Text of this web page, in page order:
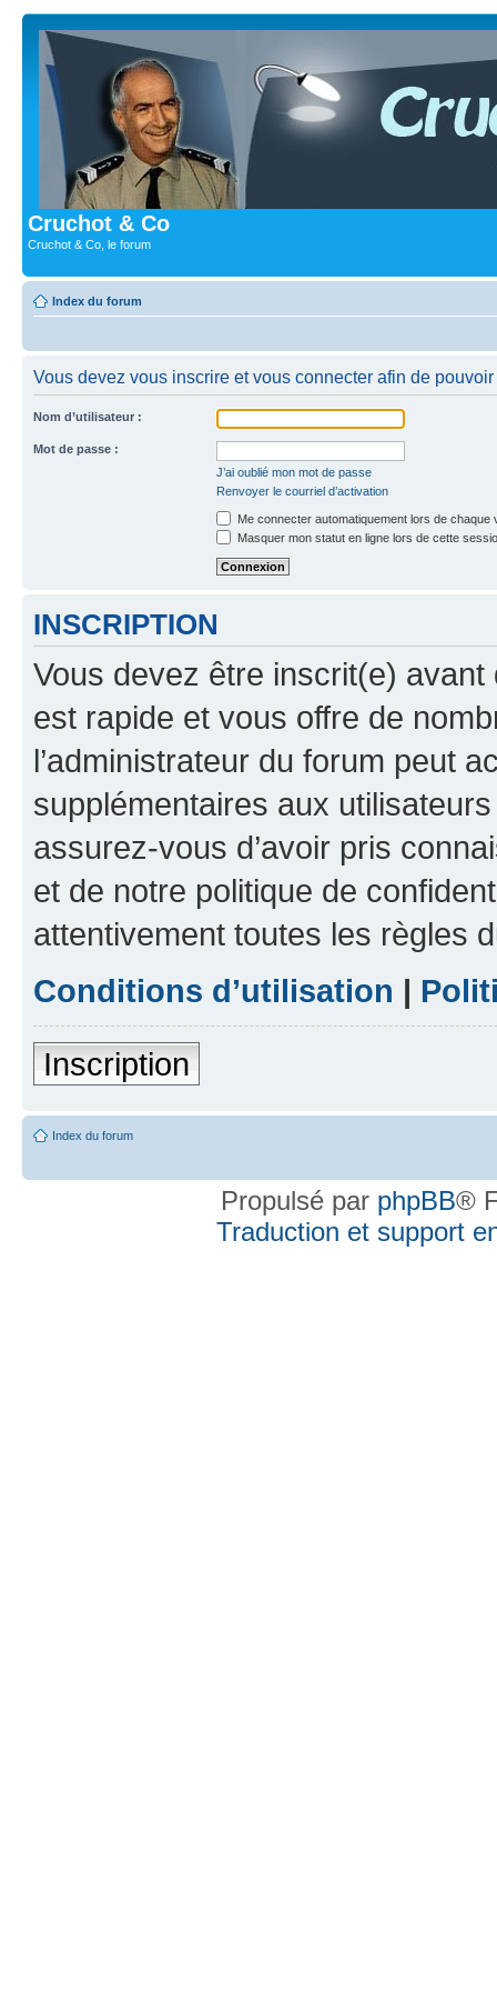
Cruchot & Co
Cruchot & Co, le forum
Index du forum
Vous devez vous inscrire et vous connecter afin de
Nom d’utilisateur :
Mot de passe :
J’ai oublié mon mot de passe
Renvoyer le courriel d’activation
Me connecter automatiquement lors de chaque
Masquer mon statut en ligne lors de cette
INSCRIPTION
Vous devez être inscrit(e) avant
est rapide et vous offre de
l’administrateur du forum peut
supplémentaires aux
assurez-vous d’avoir pris
et de notre politique de
attentivement toutes les règles
Conditions d’utilisation |
Inscription
Index du forum
Propulsé par phpBB®
Traduction et support